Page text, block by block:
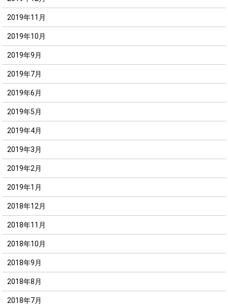
2019年11月
2019年10月
2019年9月
2019年7月
2019年6月
2019年5月
2019年4月
2019年3月
2019年2月
2019年1月
2018年12月
2018年11月
2018年10月
2018年9月
2018年8月
2018年7月